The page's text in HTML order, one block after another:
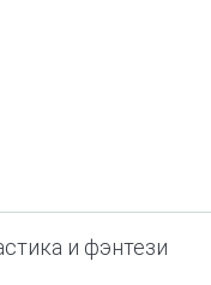
и фэнтези